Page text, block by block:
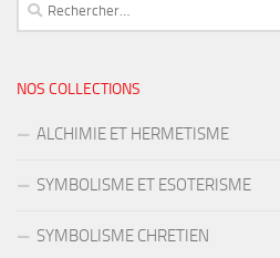
NOS COLLECTIONS
ALCHIMIE ET HERMETISME
SYMBOLISME ET ESOTERISME
SYMBOLISME CHRETIEN